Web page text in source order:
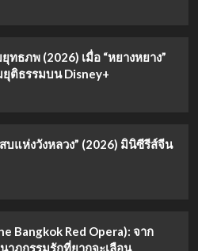
ทธภพ (2026) เมื่อ “หยางหยาง”
ติธรรมบน Disney+
บแห่งวังหลวง” (2026) มินิซีรีส์จีน
Bangkok Red Opera): จาก
าฏกรรมรักที่ยากจะเลือน